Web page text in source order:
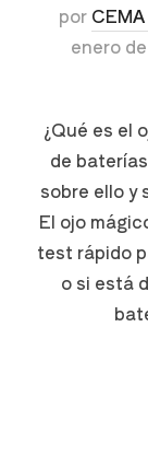
por
enero
¿Qué es el
de
sobre ello y
El ojo
test rápido
o si está